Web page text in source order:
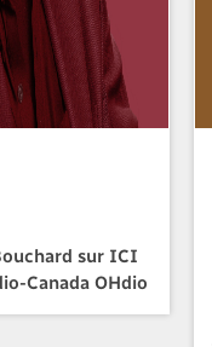
sur ICI
Canada OHdio